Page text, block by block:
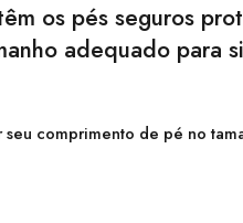
os pés seguros
adequado para
comprimento de pé no